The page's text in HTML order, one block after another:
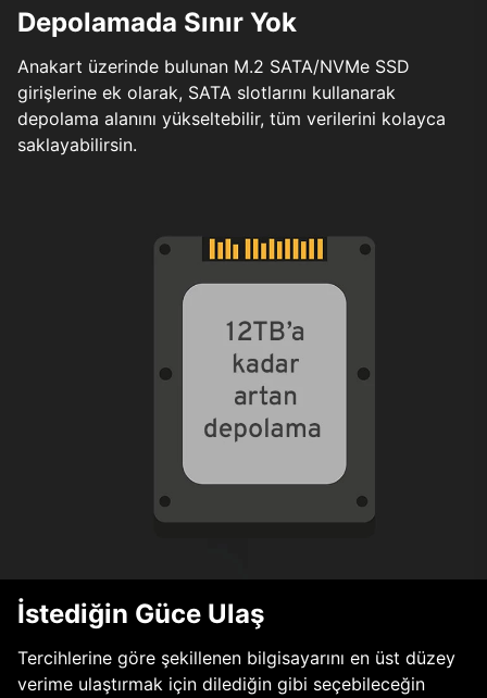
Depolamada Sınır Yok
Anakart üzerinde bulunan M.2 SATA/NVMe SSD
girişlerine ek olarak, SATA slotlarını kullanarak
depolama alanını yükseltebilir, tüm verilerini kolayca
saklayabilirsin.
İstediğin Güce Ulaş
Tercihlerine göre şekillenen bilgisayarını en üst düzey
verime ulaştırmak için dilediğin gibi seçebileceğin